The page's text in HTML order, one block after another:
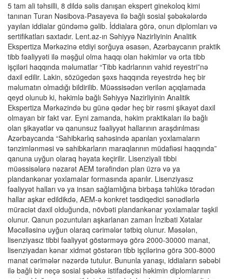
5 tam ali təhsilli, 8 dildə səlis danışan ekspert ginekoloq kimi
tanınan Turan Nəsibova-Pasayeva ilə bağlı sosial şəbəkələrdə
yayılan iddialar gündəmə gəlib. İddialara görə, onun diplomları və
sertifikatları saxtadır. Lent.az-ın Səhiyyə Nazirliyinin Analitik
Ekspertiza Mərkəzinə etdiyi sorğuya əsasən, Azərbaycanın praktik
tibb fəaliyyəti ilə məşğul olma haqqı olan həkimlər və orta tibb
işçiləri haqqında məlumatlar “Tibb kadrlarının vahid reyestri”nə
daxil edilir. Lakin, sözügedən şəxs haqqında reyestrdə heç bir
məlumatın olmadığı bildirilib. Müəssisədən verilən açıqlamada
qeyd olunub ki, həkimlə bağlı Səhiyyə Nazirliyinin Analitik
Ekspertiza Mərkəzində bu günə qədər heç bir rəsmi şikayət daxil
olmayan bir fakt var. Eyni zamanda, həkim praktikaları ilə bağlı
olan şikayətlər və qanunsuz fəaliyyət hallarının araşdırılması
Azərbaycanda “Sahibkarlıq sahəsində aparılan yoxlamaların
tənzimlənməsi və sahibkarların maraqlarının müdafiəsi haqqında”
qanuna uyğun olaraq həyata keçirilir. Lisenziyali tibbi
müəssisələrə nəzarət AEM tərəfindən plan üzrə və ya
plandankənar yoxlamalar formasında aparılır. Lisenziyasız
fəaliyyət halları və ya insan sağlamlığına birbaşa təhlükə törədən
hallar aşkar edildikdə, AEM-ə konkret təsdiqedici sənədlərlə
müraciət daxil olduğunda, növbəti plandankənar yoxlamalar təşkil
olunur. Qanun pozuntuları aşkarlanan zaman İnzibati Xətalar
Məcəlləsinə uyğun olaraq cərimələr tətbiq olunur. Məsələn,
lisenziyasız tibbi fəaliyyət göstərməyə görə 2000-30000 manat,
lisenziyadan kənar xidmət göstərən tibb işçilərinə görə 300-8000
manat cərimələr nəzərdə tutulur. Bununla yanaşı, iddiaların səbəbi
ilə bağlı bir neçə sosial şəbəkə istifadəçisi həkimin diplomlarının